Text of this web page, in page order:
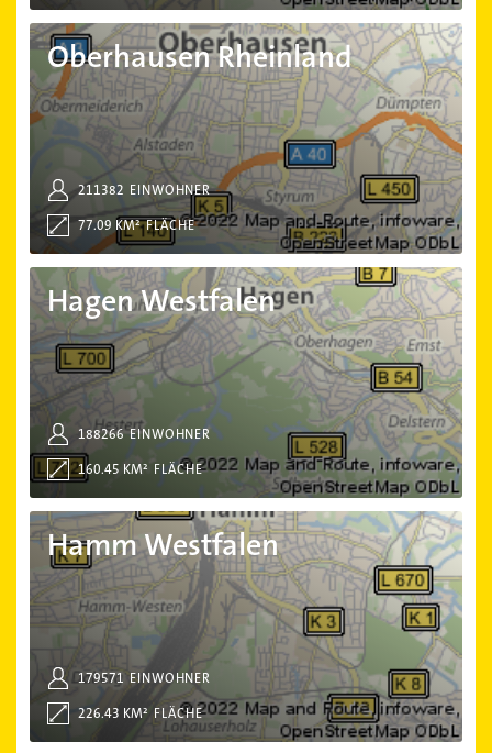
Oberhausen Rheinland
EINWOHNER
211382
FLÄCHE
77.09 KM²
Oberhausen Rheinland
Hagen Westfalen
EINWOHNER
188266
FLÄCHE
160.45 KM²
Hagen Westfalen
Hamm Westfalen
EINWOHNER
179571
FLÄCHE
226.43 KM²
Hamm Westfalen